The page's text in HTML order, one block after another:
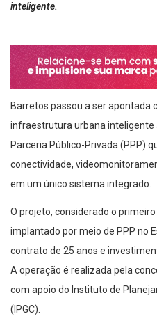
inteligente.
Barretos passou a ser apontada
infraestrutura urbana inteligente
Parceria Público-Privada (PPP)
conectividade,
em um único sistema integrado.
O projeto, considerado o
implantado por meio de PPP no
contrato de 25 anos e
A operação é realizada pela
com apoio do Instituto de
(IPGC).